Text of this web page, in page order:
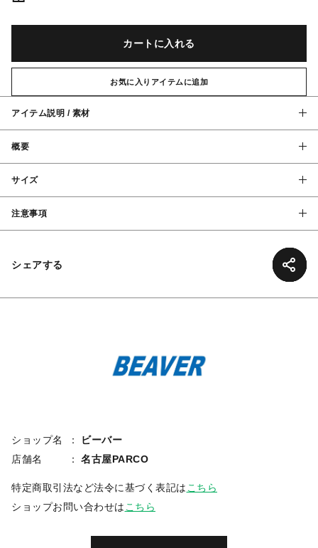
カートに入れる
お気に入りアイテムに追加
アイテム説明 / 素材
概要
サイズ
注意事項
シェアする
ショップ名
ビーバー
店舗名
名古屋PARCO
特定商取引法など法令に基づく表記はこちら
ショップお問い合わせはこちら